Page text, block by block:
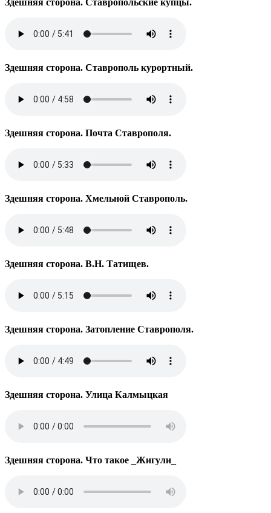
Здешняя сторона. Ставрополь курортный.
Здешняя сторона. Почта Ставрополя.
Здешняя сторона. Хмельной Ставрополь.
Здешняя сторона. В.Н. Татищев.
Здешняя сторона. Затопление Ставрополя.
Здешняя сторона. Улица Калмыцкая
Здешняя сторона. Что такое _Жигули_